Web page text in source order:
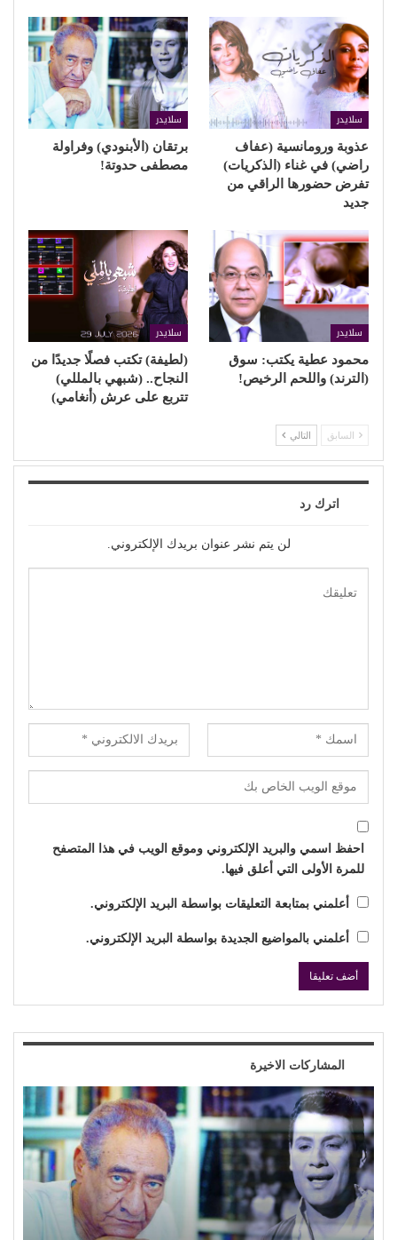
سلايدر
عذوبة ورومانسية (عفاف
راضي) في غناء (الذكريات)
تفرض حضورها الراقي من
جديد
سلايدر
برتقان (الأبنودي) وفراولة
مصطفى حدوتة!
سلايدر
محمود عطية يكتب: سوق
(الترند) واللحم الرخيص!
سلايدر
(لطيفة) تكتب فصلًا جديدًا من
النجاح.. (شبهي بالمللي)
تتربع على عرش (أنغامي)
السابق التالي
اترك رد
لن يتم نشر عنوان بريدك الإلكتروني.
احفظ اسمي والبريد الإلكتروني وموقع الويب في هذا المتصفح
للمرة الأولى التي أعلق فيها.
أعلمني بمتابعة التعليقات بواسطة البريد الإلكتروني.
أعلمني بالمواضيع الجديدة بواسطة البريد الإلكتروني.
المشاركات الاخيرة